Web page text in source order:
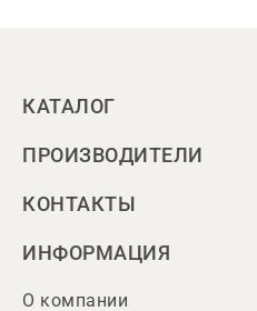
КАТАЛОГ
ПРОИЗВОДИТЕЛИ
КОНТАКТЫ
ИНФОРМАЦИЯ
О компании